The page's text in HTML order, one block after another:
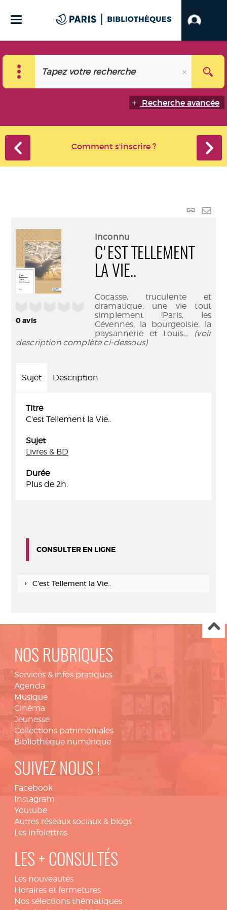
Recherche avancée
Comment s'inscrire ?
Lien
0avis
Inconnu
C'EST TELLEMENT
LA VIE..
Cocasse, truculente et
dramatique, une vie tout
simplement !Paris, les
Cévennes, la bourgeoisie, la
paysannerie et Louis... (voir
description complète ci-dessous)
Sujet Description
Titre
C'est Tellement la Vie..
Sujet
Livres & BD
Durée
Plus de 2h.
CONSULTER EN LIGNE
C'est Tellement la Vie..
NOS RUBRIQUES
Services & infos pratiques
Agenda
Musique
Cinéma
Jeunesse
Collections patrimoniales
Bibliothèque numérique
SUIVEZ NOUS !
Facebook
Instagram
Youtube
Autres réseaux sociaux & blogs
Les infolettres
LES + CONSULTÉS
Les nouveautés
Horaires et fermetures
Nos sélections thématiques